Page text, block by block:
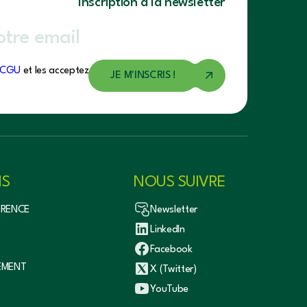
CGU et les acceptez.
NOUS SUIVRE
Newsletter
LinkedIn
Facebook
X (Twitter)
YouTube